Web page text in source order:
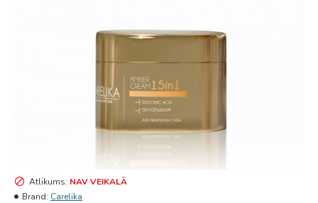
Atlikums: NAV VEIKALĀ
Brand: Carelika